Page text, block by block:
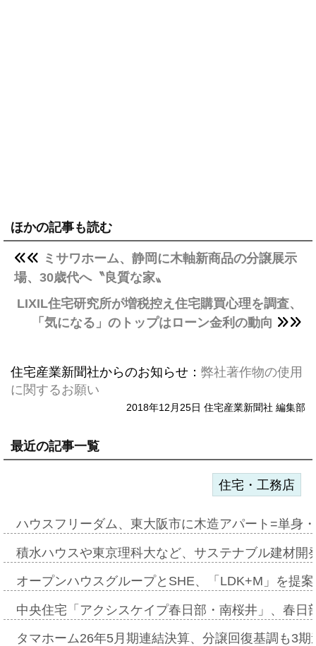
ほかの記事も読む
ミサワホーム、静岡に木軸新商品の分譲展示
場、30歳代へ〝良質な家〟
LIXIL住宅研究所が増税控え住宅購買心理を調査、
「気になる」のトップはローン金利の動向
住宅産業新聞社からのお知らせ： 弊社著作物の使用
に関するお願い
2018年12月25日 住宅産業新聞社 編集部
最近の記事一覧
住宅・工務店
ハウスフリーダム、東大阪市に木造アパート=単身
積水ハウスや東京理科大など、サステナブル建材
オープンハウスグループとSHE、「LDK+M」を提
中央住宅「アクシスケイプ春日部・南桜井」、春
タマホーム26年5月期連結決算、分譲回復基調も3